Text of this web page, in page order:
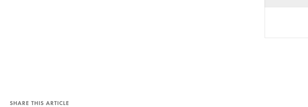
SHARE THIS ARTICLE